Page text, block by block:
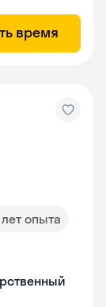
время
лет опыта